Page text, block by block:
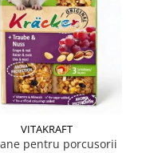
VITAKRAFT
pentru porcusorii